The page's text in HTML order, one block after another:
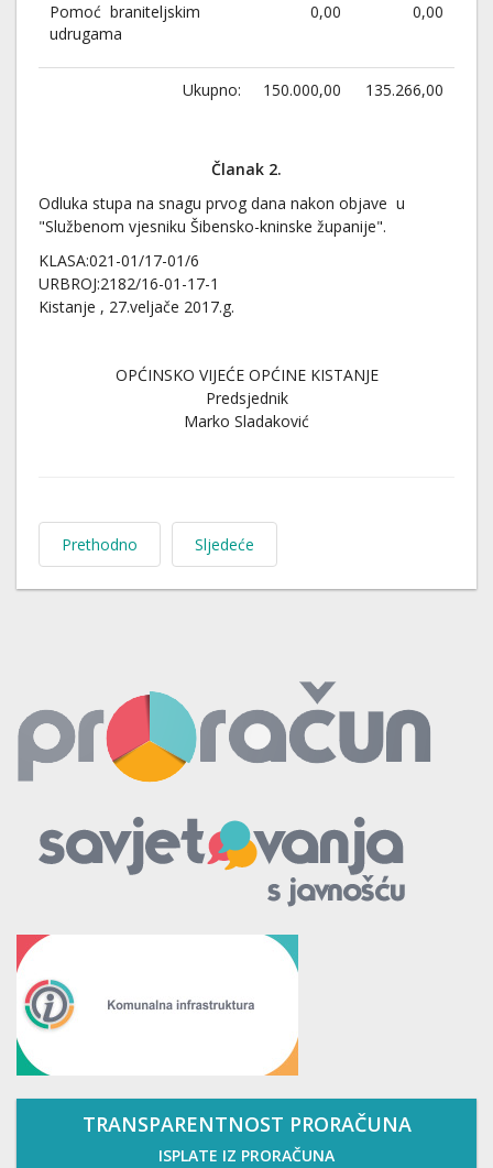
Pomoć braniteljskim
udrugama
0,00 0,00
Ukupno: 150.000,00 135.266,00
Članak 2.
Odluka stupa na snagu prvog dana nakon objave u
"Službenom vjesniku Šibensko-kninske županije".
KLASA:021-01/17-01/6
URBROJ:2182/16-01-17-1
Kistanje , 27.veljače 2017.g.
OPĆINSKO VIJEĆE OPĆINE KISTANJE
Predsjednik
Marko Sladaković
Prethodno Sljedeće
TRANSPARENTNOST PRORAČUNA
ISPLATE IZ PRORAČUNA